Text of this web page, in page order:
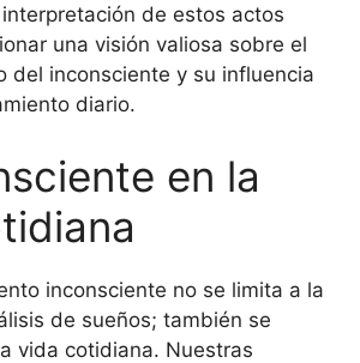
de estos actos
una visión valiosa sobre el
del inconsciente y su influencia
diario.
en la
inconsciente no se limita a la
de sueños; también se
vida cotidiana. Nuestras